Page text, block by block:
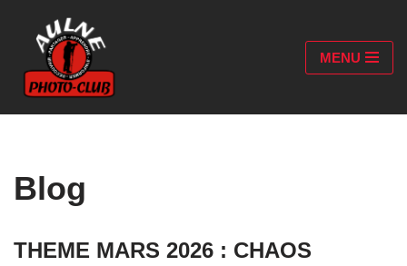
Aller
au
contenu
MENU
Blog
THEME MARS 2026 : CHAOS